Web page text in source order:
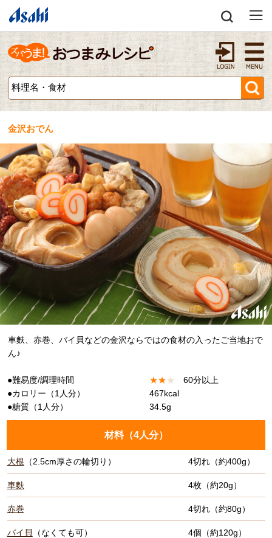
金沢おでん
車麩、赤巻、バイ貝などの金沢ならではの食材の入ったご当地おで
ん♪
●難易度/調理時間 ★★★
60分以上
●カロリー（1人分）
467kcal
●糖質（1人分）
34.5g
材料（4人分）
大根 （2.5cm厚さの輪切り） 4切れ（約400g）
車麩 4枚（約20g）
赤巻 4切れ（約80g）
バイ貝 （なくても可） 4個（約120g）